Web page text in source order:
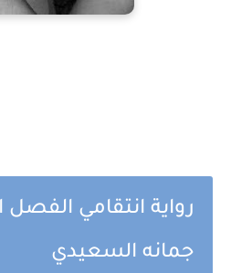
رواية انتقامي الفصل
جمانه السعيدي